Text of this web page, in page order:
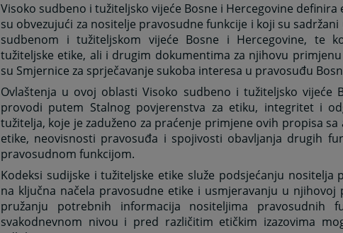
Visoko sudbeno i tužiteljsko vijeće Bosne i Hercegovine definira
su obvezujući za nositelje pravosudne funkcije i koji su
sudbenom i tužiteljskom vijeće Bosne i Hercegovine, te
tužiteljske etike, ali i drugim dokumentima za njihovu
su Smjernice za sprječavanje sukoba interesa u pravosuđu
Ovlaštenja u ovoj oblasti Visoko sudbeno i tužiteljsko vijeće
provodi putem Stalnog povjerenstva za etiku, integritet i
tužitelja, koje je zaduženo za praćenje primjene ovih propisa
etike, neovisnosti pravosuđa i spojivosti obavljanja drugih
pravosudnom funkcijom.
Kodeksi sudijske i tužiteljske etike služe podsjećanju nositelja
na ključna načela pravosudne etike i usmjeravanju u
pružanju potrebnih informacija nositeljima pravosudnih
svakodnevnom nivou i pred različitim etičkim izazovima